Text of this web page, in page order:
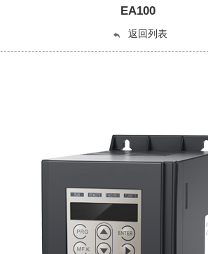
EA100
返回列表